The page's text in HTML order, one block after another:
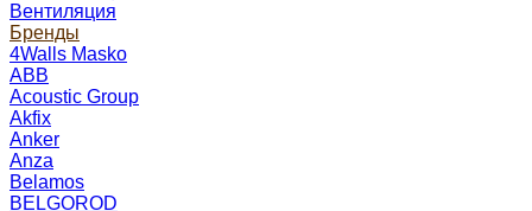
Вентиляция
Бренды
4Walls Masko
ABB
Acoustic Group
Akfix
Anker
Anza
Belamos
BELGOROD